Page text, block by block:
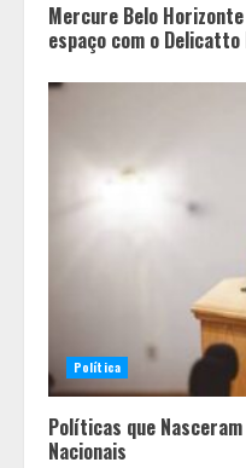
Mercure Belo
espaço com o
Política
Políticas que
Nacionais